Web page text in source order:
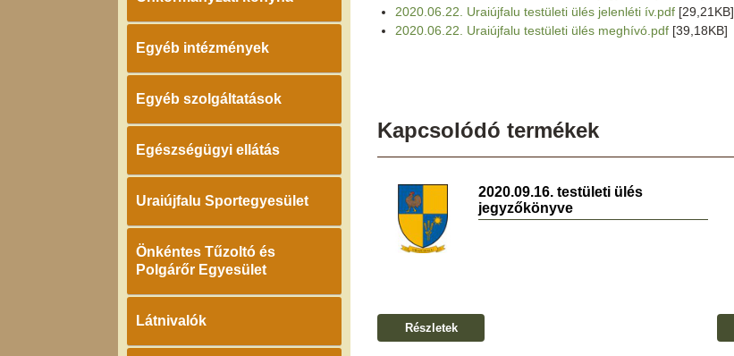
Egyéb intézmények
Egyéb szolgáltatások
Egészségügyi ellátás
Uraiújfalu Sportegyesület
Önkéntes Tűzoltó és
Polgárőr Egyesület
Látnivalók
2020.06.22. Uraiújfalu testületi ülés jelenléti ív.pdf [29,21KB]
2020.06.22. Uraiújfalu testületi ülés meghívó.pdf [39,18KB]
Kapcsolódó termékek
2020.09.16. testületi ülés
jegyzőkönyve
Részletek